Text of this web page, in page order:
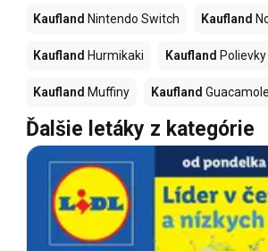
Kaufland Nintendo Switch Kaufland
Kaufland Hurmikaki Kaufland Polievky
Kaufland Muffiny Kaufland Guacamole
Ďalšie letáky z kategórie